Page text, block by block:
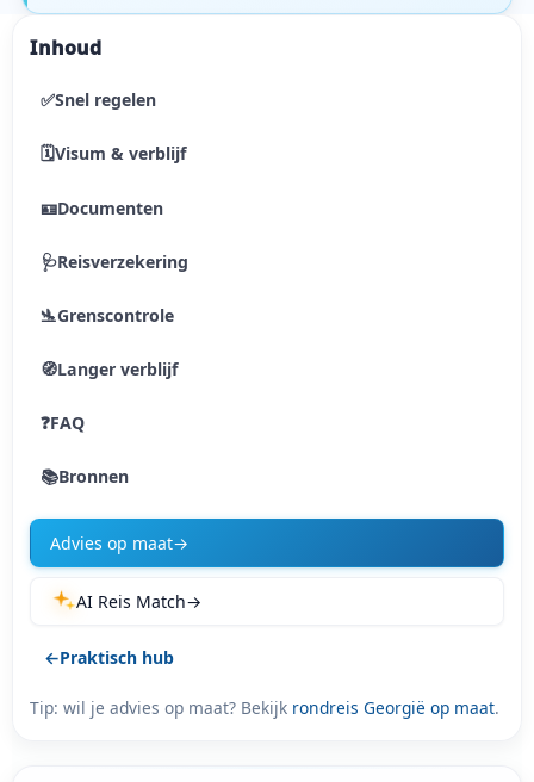
Inhoud
✅Snel regelen
🗓Visum & verblijf
🪪Documenten
🩺Reisverzekering
🛬Grenscontrole
🧭Langer verblijf
❓FAQ
📚Bronnen
Advies op maat→
AI Reis Match→
←Praktisch hub
Tip: wil je advies op maat? Bekijk rondreis Georgië op maat.